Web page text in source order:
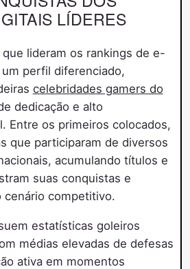
LÍDERES
lideram os rankings de e-
perfil diferenciado,
celebridades gamers do
dedicação e alto
Entre os primeiros colocados,
que participaram de diversos
acumulando títulos e
suas conquistas e
cenário competitivo.
estatísticas goleiros
médias elevadas de defesas
ativa em momentos